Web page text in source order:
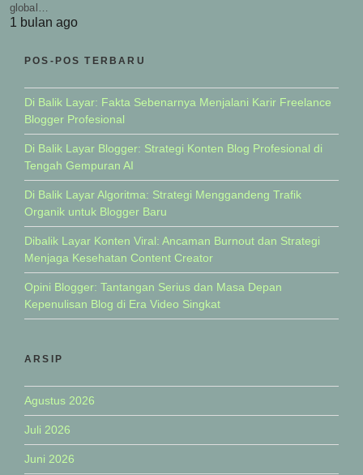
global…
1 bulan ago
POS-POS TERBARU
Di Balik Layar: Fakta Sebenarnya Menjalani Karir Freelance
Blogger Profesional
Di Balik Layar Blogger: Strategi Konten Blog Profesional di
Tengah Gempuran AI
Di Balik Layar Algoritma: Strategi Menggandeng Trafik
Organik untuk Blogger Baru
Dibalik Layar Konten Viral: Ancaman Burnout dan Strategi
Menjaga Kesehatan Content Creator
Opini Blogger: Tantangan Serius dan Masa Depan
Kepenulisan Blog di Era Video Singkat
ARSIP
Agustus 2026
Juli 2026
Juni 2026